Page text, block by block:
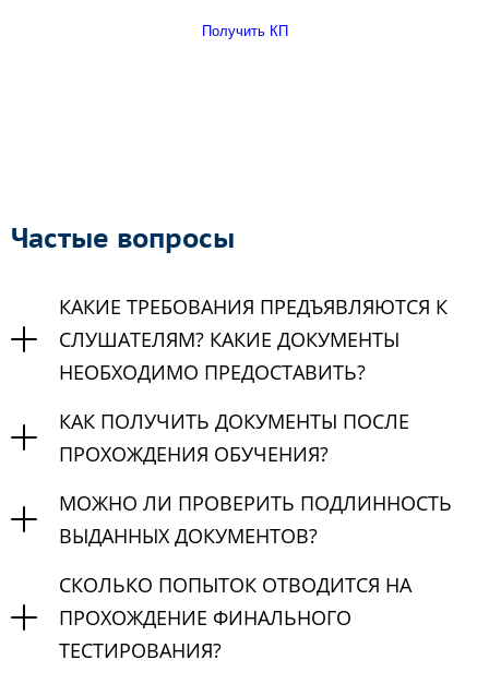
Получить КП
Частые вопросы
КАКИЕ ТРЕБОВАНИЯ ПРЕДЪЯВЛЯЮТСЯ К
СЛУШАТЕЛЯМ? КАКИЕ ДОКУМЕНТЫ
НЕОБХОДИМО ПРЕДОСТАВИТЬ?
КАК ПОЛУЧИТЬ ДОКУМЕНТЫ ПОСЛЕ
ПРОХОЖДЕНИЯ ОБУЧЕНИЯ?
МОЖНО ЛИ ПРОВЕРИТЬ ПОДЛИННОСТЬ
ВЫДАННЫХ ДОКУМЕНТОВ?
СКОЛЬКО ПОПЫТОК ОТВОДИТСЯ НА
ПРОХОЖДЕНИЕ ФИНАЛЬНОГО
ТЕСТИРОВАНИЯ?